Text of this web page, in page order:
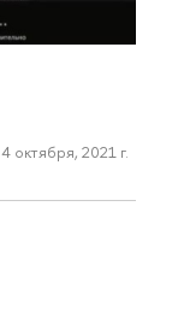
4 октября, 2021 г.